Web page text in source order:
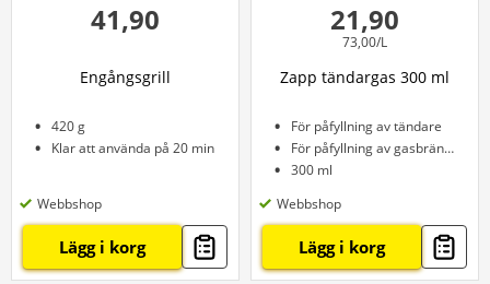
41,90
Engångsgrill
420 g
Klar att använda på 20 min
Webbshop
Lägg i korg
21,90
73,00/L
Zapp tändargas 300 ml
För påfyllning av tändare
För påfyllning av gasbrännare
300 ml
Webbshop
Lägg i korg